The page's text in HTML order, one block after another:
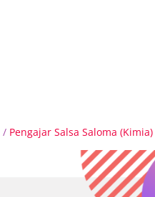
/ Pengajar Salsa Saloma (Kimia)